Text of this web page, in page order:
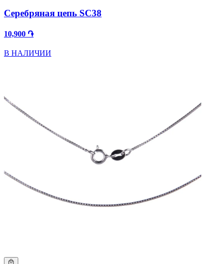
Серебряная цепь SC38
10,900 ֏
В НАЛИЧИИ